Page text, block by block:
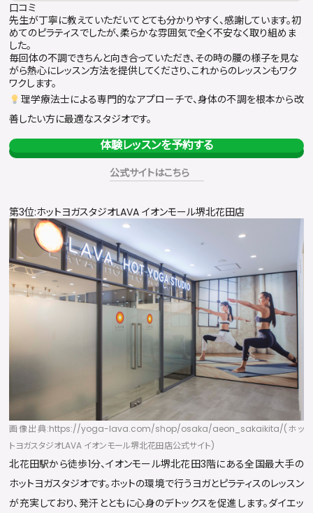
口コミ
先生が丁寧に教えていただいてとても分かりやすく、感謝しています。初
めてのピラティスでしたが、柔らかな雰囲気で全く不安なく取り組めま
した。
毎回体の不調できちんと向き合っていただき、その時の腰の様子を見な
がら熱心にレッスン方法を提供してくださり、これからのレッスンもワク
ワクします。
理学療法士による専門的なアプローチで、身体の不調を根本から改
善したい方に最適なスタジオです。
体験レッスンを予約する
公式サイトはこちら
第3位:ホットヨガスタジオLAVA イオンモール堺北花田店
画像出典:https://yoga-lava.com/shop/osaka/aeon_sakaikita/(ホッ
トヨガスタジオLAVA イオンモール堺北花田店公式サイト)
北花田駅から徒歩1分、イオンモール堺北花田3階にある全国最大手の
ホットヨガスタジオです。ホットの環境で行うヨガとピラティスのレッスン
が充実しており、発汗とともに心身のデトックスを促進します。ダイエッ